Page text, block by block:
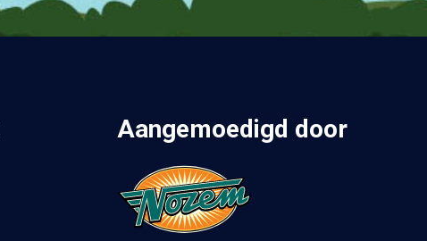
Aangemoedigd door